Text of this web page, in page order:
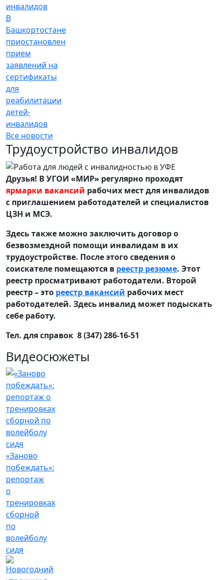
В
Башкортостане
приостановлен
прием
заявлений на
сертификаты
для
реабилитации
детей-
инвалидов
Все новости
Трудоустройство инвалидов
Друзья! В УГОИ «МИР» регулярно проходят
ярмарки вакансий рабочих мест для инвалидов
с приглашением работодателей и специалистов
ЦЗН и МСЭ.
Здесь также можно заключить договор о
безвозмездной помощи инвалидам в их
трудоустройстве. После этого сведения о
соискателе помещаются в реестр резюме. Этот
реестр просматривают работодатели. Второй
реестр – это реестр вакансий рабочих мест
работодателей. Здесь инвалид может подыскать
себе работу.
Тел. для справок 8 (347) 286-16-51
Видеосюжеты
«Заново
побеждать»:
репортаж
о
тренировках
сборной
по
волейболу
сидя